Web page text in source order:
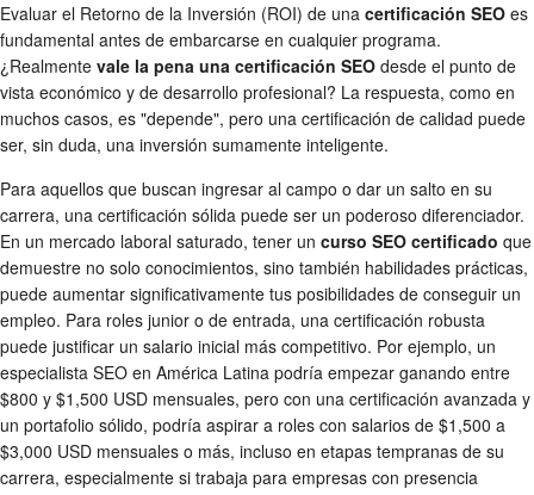
Evaluar el Retorno de la Inversión (ROI) de una certificación SEO es
fundamental antes de embarcarse en cualquier programa.
¿Realmente vale la pena una certificación SEO desde el punto de
vista económico y de desarrollo profesional? La respuesta, como en
muchos casos, es "depende", pero una certificación de calidad puede
ser, sin duda, una inversión sumamente inteligente.
Para aquellos que buscan ingresar al campo o dar un salto en su
carrera, una certificación sólida puede ser un poderoso diferenciador.
En un mercado laboral saturado, tener un curso SEO certificado que
demuestre no solo conocimientos, sino también habilidades prácticas,
puede aumentar significativamente tus posibilidades de conseguir un
empleo. Para roles junior o de entrada, una certificación robusta
puede justificar un salario inicial más competitivo. Por ejemplo, un
especialista SEO en América Latina podría empezar ganando entre
$800 y $1,500 USD mensuales, pero con una certificación avanzada y
un portafolio sólido, podría aspirar a roles con salarios de $1,500 a
$3,000 USD mensuales o más, incluso en etapas tempranas de su
carrera, especialmente si trabaja para empresas con presencia